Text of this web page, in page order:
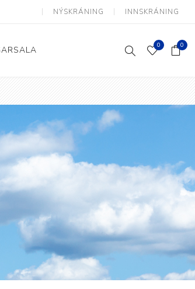
NÝSKRÁNING INNSKRÁNING
daglegs lífs
0 0